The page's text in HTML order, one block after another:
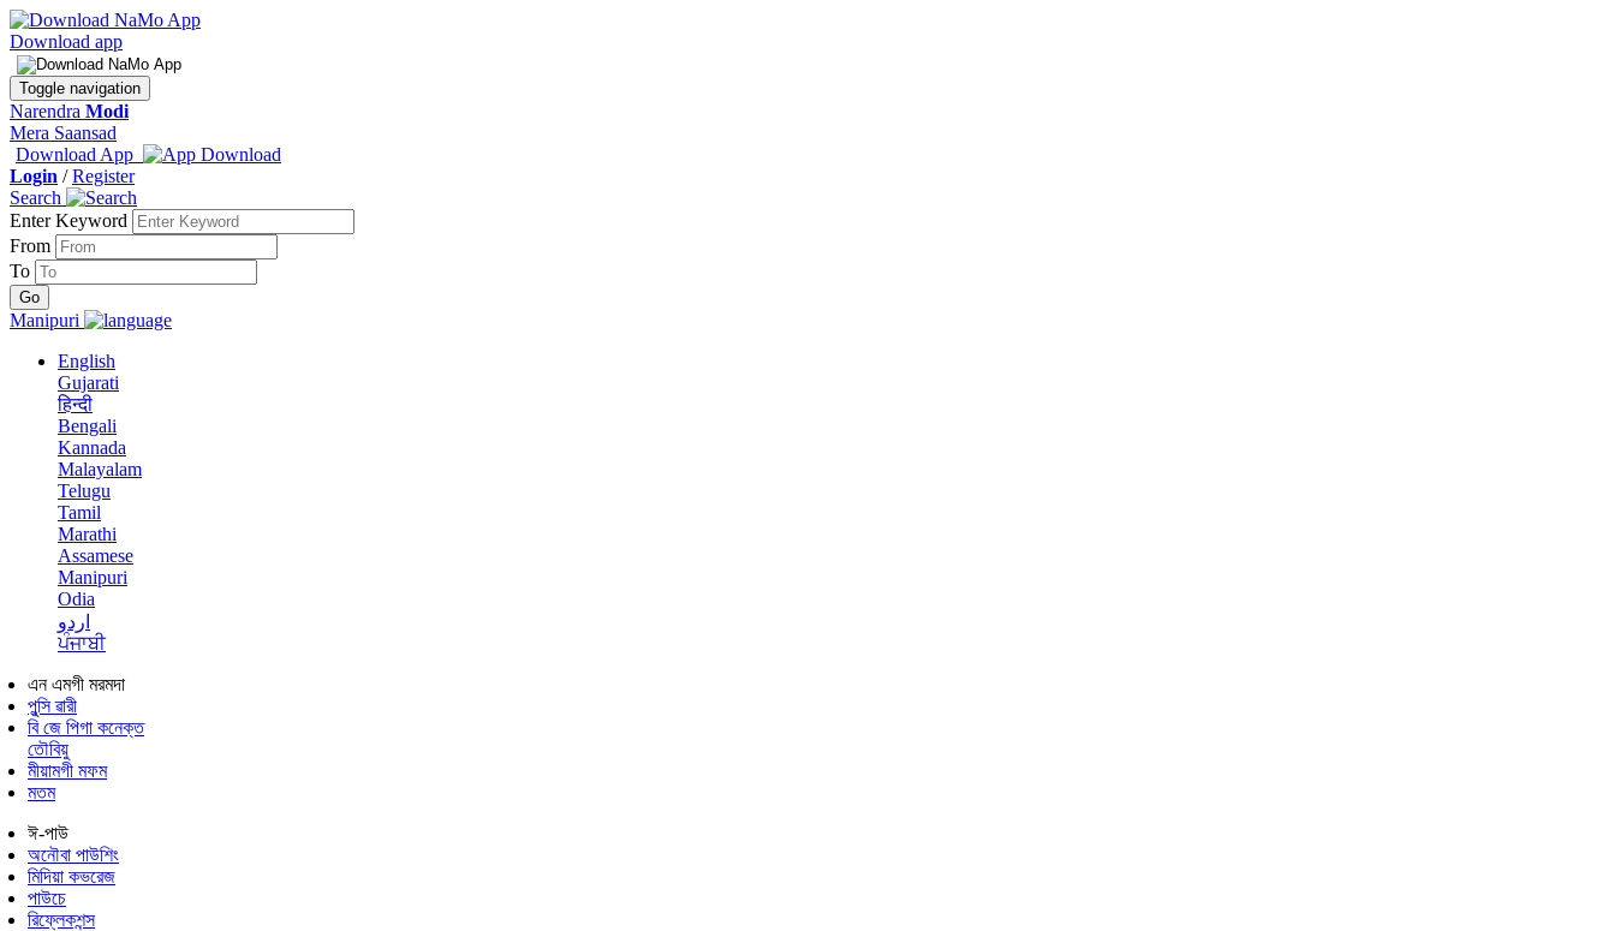
Download app
Toggle navigation
Narendra Modi
Mera Saansad
Download App
Login /Register
Search
Enter Keyword
From
To
Manipuri
English
Gujarati
हिन्दी
Bengali
Kannada
Malayalam
Telugu
Tamil
Marathi
Assamese
Manipuri
Odia
اردو
ਪੰਜਾਬੀ
এন এমগী মরমদা
পুন্সি ৱারী
বি জে পিগা কনেক্ত
তৌবিয়ু
মীয়ামগী মফম
মতম
ঈ-পাউ
অনৌবা পাউশিং
মিদিয়া কভরেজ
পাউচে
রিফ্লেকশন্স